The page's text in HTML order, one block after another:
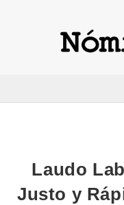
Laudo
Justo y